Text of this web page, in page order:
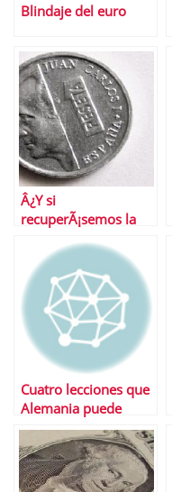
Blindaje del euro
Â¿Y si
recuperÃ¡semos la
Cuatro lecciones que
Alemania puede
enseÃ±ar a EspaÃ±a